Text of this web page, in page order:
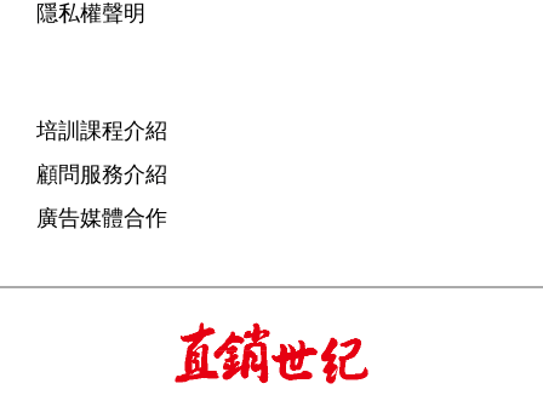
隱私權聲明
培訓課程介紹
顧問服務介紹
廣告媒體合作